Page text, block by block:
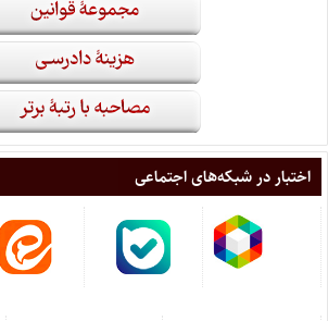
اختبار در شبکه‌های اجتماعی